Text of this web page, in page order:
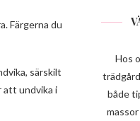
Färgerna du
särskilt
att undvika i
Hos
både